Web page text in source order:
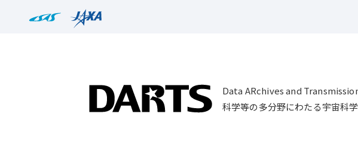
Data ARchives and
科学等の多分野にわたる宇宙科